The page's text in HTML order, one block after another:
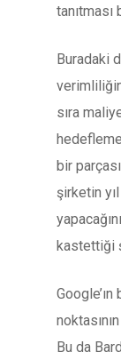
tanıtması
Buradaki
sıra
bir
şirketin
kastettiği
Bu da